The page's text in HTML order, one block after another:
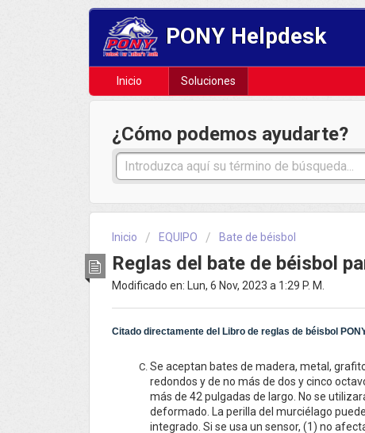
PONY Helpdesk
Inicio Soluciones
¿Cómo podemos ayudarte?
Inicio EQUIPO Bate de béisbol
Reglas del bate de béisbol
Modificado en: Lun, 6 Nov, 2023 a 1:29 P. M.
Citado directamente del Libro de reglas de béisbol
Se aceptan bates de madera, metal,
redondos y de no más de dos y cinco
más de 42 pulgadas de largo. No se
deformado. La perilla del murciélago
integrado. Si se usa un sensor, (1) no